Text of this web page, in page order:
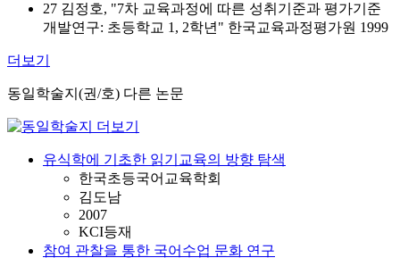
27 김정호, "7차 교육과정에 따른 성취기준과 평가기준
개발연구: 초등학교 1, 2학년" 한국교육과정평가원 1999
더보기
동일학술지(권/호) 다른 논문
유식학에 기초한 읽기교육의 방향 탐색
한국초등국어교육학회
김도남
2007
KCI등재
참여 관찰을 통한 국어수업 문화 연구